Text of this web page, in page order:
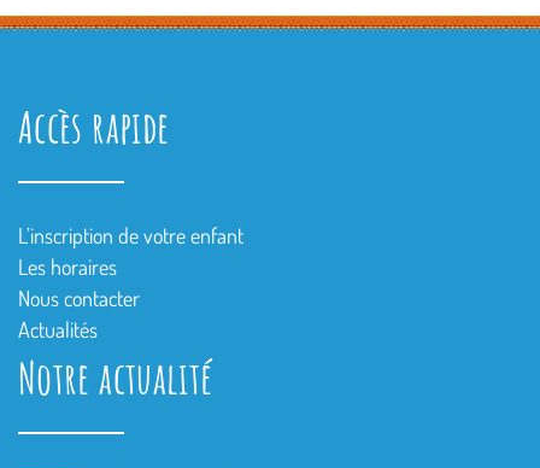
Accès rapide
L’inscription de votre enfant
Les horaires
Nous contacter
Actualités
Notre actualité